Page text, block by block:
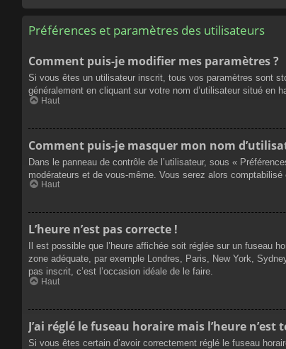
Préférences et paramètres des utilisateurs
Comment puis-je modifier mes paramètres ?
Si vous êtes un utilisateur inscrit, tous vos paramètres sont
généralement en cliquant sur votre nom d’utilisateur situé
Haut
Comment puis-je masquer mon nom
Dans le panneau de contrôle de l’utilisateur, sous «
modérateurs et de vous-même. Vous serez alors
Haut
L’heure n’est pas correcte !
Il est possible que l’heure affichée soit réglée sur un fuseau
zone adéquate, par exemple Londres, Paris, New York,
pas inscrit, c’est l’occasion idéale de le faire.
Haut
J’ai réglé le fuseau horaire mais l’heure
Si vous êtes certain d’avoir correctement réglé le fuseau